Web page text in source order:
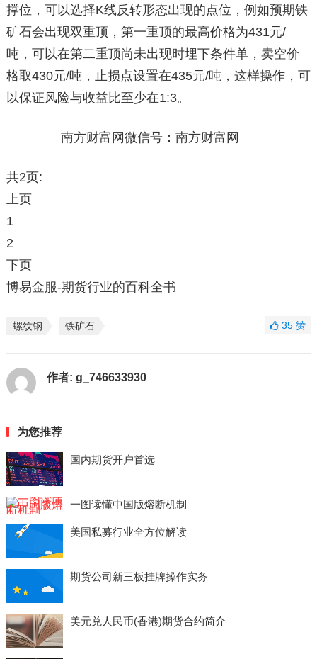
撑位，可以选择K线反转形态出现的点位，例如预期铁
矿石会出现双重顶，第一重顶的最高价格为431元/
吨，可以在第二重顶尚未出现时埋下条件单，卖空价
格取430元/吨，止损点设置在435元/吨，这样操作，可
以保证风险与收益比至少在1:3。
南方财富网微信号：南方财富网
共2页:
上页
1
2
下页
博易金服-期货行业的百科全书
螺纹钢 铁矿石 35赞
作者: g_746633930
为您推荐
国内期货开户首选
一图读懂中国版熔断机制
美国私募行业全方位解读
期货公司新三板挂牌操作实务
美元兑人民币(香港)期货合约简介